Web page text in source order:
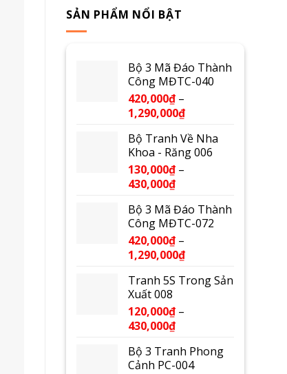
SẢN PHẨM NỔI BẬT
Bộ 3 Mã Đáo Thành
Công MĐTC-040
420,000₫ –
1,290,000₫
Bộ Tranh Về Nha
Khoa - Răng 006
130,000₫ –
430,000₫
Bộ 3 Mã Đáo Thành
Công MĐTC-072
420,000₫ –
1,290,000₫
Tranh 5S Trong Sản
Xuất 008
120,000₫ –
430,000₫
Bộ 3 Tranh Phong
Cảnh PC-004